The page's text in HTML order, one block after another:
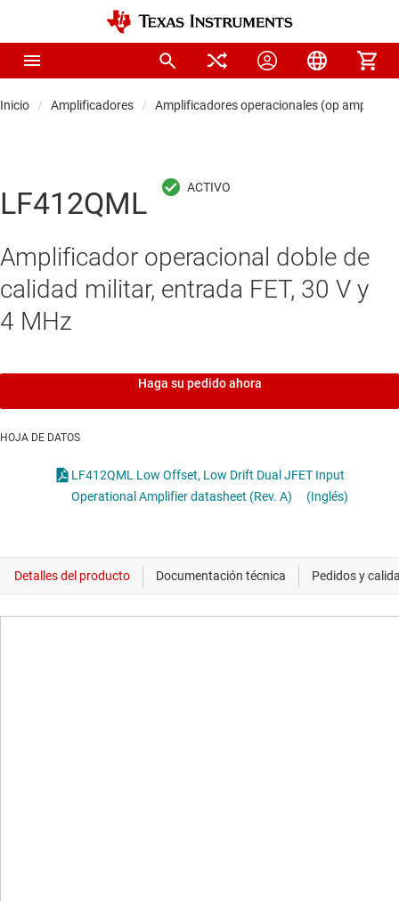
Inicio Amplificadores Amplificadores operacionales (op amps)
LF412QML
Amplificador operacional doble de
calidad militar, entrada FET, 30 V y
4 MHz
Haga su pedido ahora
HOJA DE DATOS
LF412QML Low Offset, Low Drift Dual JFET Input
Operational Amplifier datasheet (Rev. A)
(Inglés)